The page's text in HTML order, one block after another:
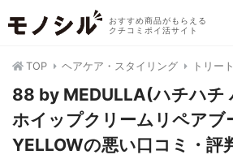
おすすめ商品がもらえる
クチコミポイ活サイト
TOP ヘアケア・スタイリング トリー
88 by MEDULLA(ハチハチ
ホイップクリームリペアブ
YELLOWの悪い口コミ・評